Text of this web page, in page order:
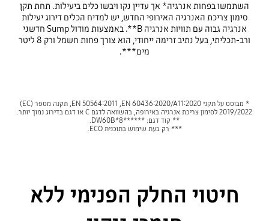
השתמשו בפחות אנרגיה* אך עדיין נקו ויבשו כלים ביעילות. תחת תקן
סימון צריכת האנרגיה האירופי החדש, יש למדיח הכלים דירוג יעילות
אנרגיה גבוה עם תוויות אנרגיה B**. באמצעות מודול Sump חדשני
ורב-תכליתי, בעל נתיב זרימה ייחודי, הוא צורך פחות חשמל ורק 8 ליטר
מים***.
* מבוסס על תקני EN 60436:2020/A11:2020,‏ EN 50564:2011, תקנה מספר (EC)
2019/2022 לסימון צריכת אנרגיה באירופה, בהשוואה לדגם C או דגם בדירוג נמוך יותר.
** קוד דגם: DW60B*8******‎.
*** רק בעת שימוש בתוכנית ECO.
חיטוי החלק הפנימי ללא